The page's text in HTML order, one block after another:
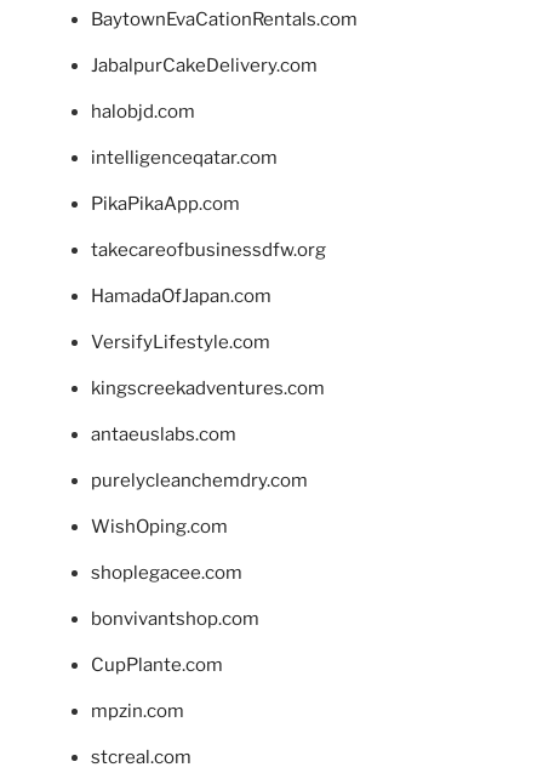
BaytownEvaCationRentals.com
JabalpurCakeDelivery.com
halobjd.com
intelligenceqatar.com
PikaPikaApp.com
takecareofbusinessdfw.org
HamadaOfJapan.com
VersifyLifestyle.com
kingscreekadventures.com
antaeuslabs.com
purelycleanchemdry.com
WishOping.com
shoplegacee.com
bonvivantshop.com
CupPlante.com
mpzin.com
stcreal.com